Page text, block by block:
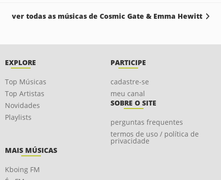
ver todas as músicas de Cosmic Gate & Emma Hewitt
EXPLORE
Top Músicas
Top Artistas
Novidades
Playlists
PARTICIPE
cadastre-se
meu canal
SOBRE O SITE
perguntas frequentes
termos de uso / política de
privacidade
MAIS MÚSICAS
Kboing FM